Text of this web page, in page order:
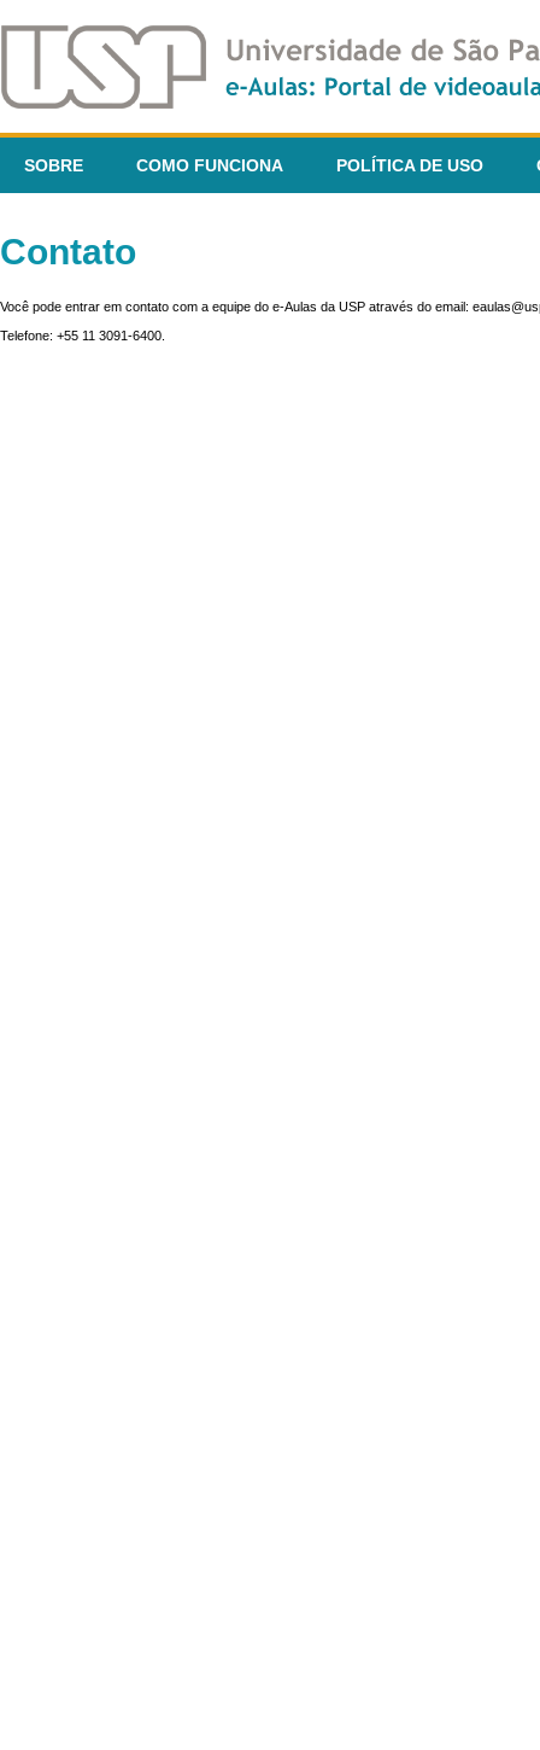
SOBRE COMO FUNCIONA POLÍTICA DE USO
Contato
Você pode entrar em contato com a equipe do e-Aulas da USP através do email:
Telefone: +55 11 3091-6400.